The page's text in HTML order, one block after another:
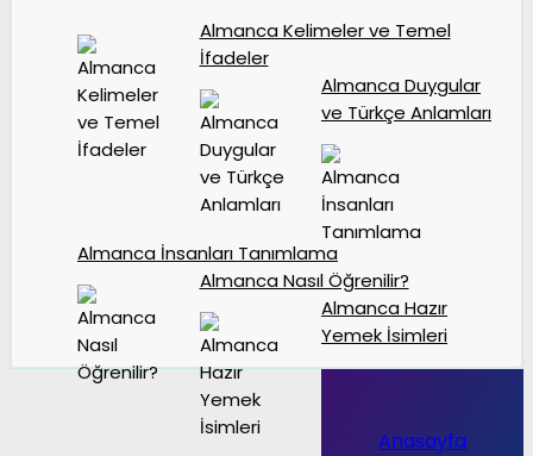
Almanca Kelimeler ve Temel
İfadeler
Almanca Duygular
ve Türkçe Anlamları
Almanca İnsanları Tanımlama
Almanca Nasıl Öğrenilir?
Almanca Hazır
Yemek İsimleri
Anasayfa